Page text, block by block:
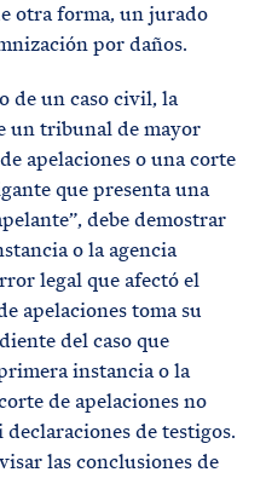
otra forma, un jurado
por daños.
de un caso civil, la
un tribunal de mayor
apelaciones o una corte
que presenta una
debe demostrar
o la agencia
legal que afectó el
apelaciones toma su
del caso que
instancia o la
de apelaciones no
de testigos.
las conclusiones de